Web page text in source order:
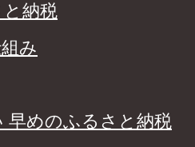
納税
み
早めのふるさと納税